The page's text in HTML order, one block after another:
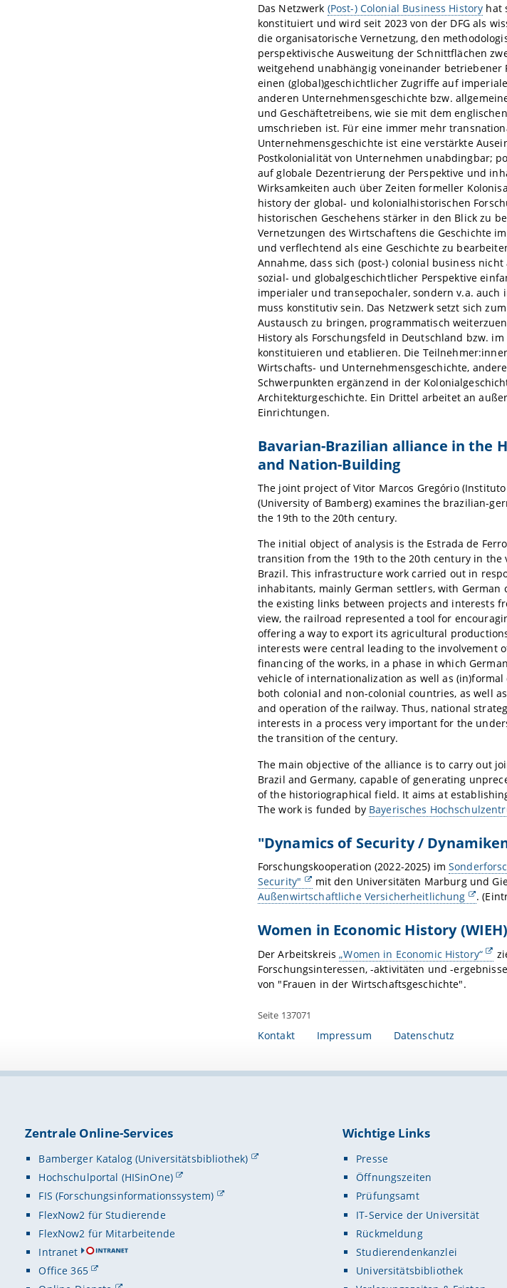
Das Netzwerk (Post-) Colonial Business History hat
konstituiert und wird seit 2023 von der DFG als
die organisatorische Vernetzung, den
perspektivische Ausweitung der Schnittflächen
weitgehend unabhängig voneinander
einen (global)geschichtlicher Zugriffe auf
anderen Unternehmensgeschichte bzw.
und Geschäftetreibens, wie sie mit dem
umschrieben ist. Für eine immer mehr
Unternehmensgeschichte ist eine verstärkte
Postkolonialität von Unternehmen unabdingbar;
auf globale Dezentrierung der Perspektive und
Wirksamkeiten auch über Zeiten formeller
history der global- und kolonialhistorischen
historischen Geschehens stärker in den Blick zu
Vernetzungen des Wirtschaftens die Geschichte
und verflechtend als eine Geschichte zu
Annahme, dass sich (post-) colonial business
sozial- und globalgeschichtlicher Perspektive
imperialer und transepochaler, sondern v.a.
muss konstitutiv sein. Das Netzwerk setzt sich
Austausch zu bringen, programmatisch
History als Forschungsfeld in Deutschland bzw.
konstituieren und etablieren. Die
Wirtschafts- und Unternehmensgeschichte,
Schwerpunkten ergänzend in der
Architekturgeschichte. Ein Drittel arbeitet an
Einrichtungen.
Bavarian-Brazilian alliance in the
and Nation-Building
The joint project of Vitor Marcos Gregório (
(University of Bamberg) examines the brazilian-
the 19th to the 20th century.
The initial object of analysis is the Estrada de
transition from the 19th to the 20th century in the
Brazil. This infrastructure work carried out in
inhabitants, mainly German settlers, with
the existing links between projects and interests
view, the railroad represented a tool for
offering a way to export its agricultural
interests were central leading to the involvement
financing of the works, in a phase in which
vehicle of internationalization as well as
both colonial and non-colonial countries, as well
and operation of the railway. Thus, national
interests in a process very important for the
the transition of the century.
The main objective of the alliance is to carry out
Brazil and Germany, capable of generating
of the historiographical field. It aims at
The work is funded by Bayerisches
"Dynamics of Security /
Forschungskooperation (2022-2025) im
Security"
mit den Universitäten Marburg und
Außenwirtschaftliche Versicherheitlichung
.
Women in Economic History (WIEH)
Der Arbeitskreis„Women in Economic History“
Forschungsinteressen, -aktivitäten und -
von "Frauen in der Wirtschaftsgeschichte".
Seite 137071
Kontakt Impressum Datenschutz
Zentrale Online-Services
Bamberger Katalog (Universitätsbibliothek)
Hochschulportal (HISinOne)
FIS (Forschungsinformationssystem)
FlexNow2 für Studierende
FlexNow2 für Mitarbeitende
Intranet
Office 365
Wichtige Links
Presse
Öffnungszeiten
Prüfungsamt
IT-Service der Universität
Rückmeldung
Studierendenkanzlei
Universitätsbibliothek